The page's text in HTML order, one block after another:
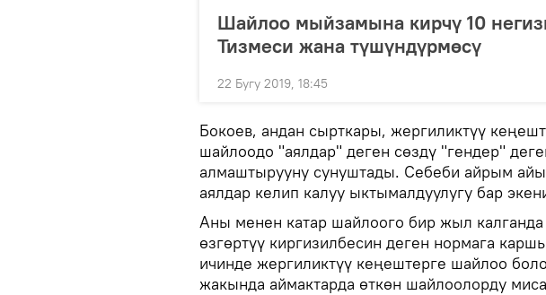
Шайлоо мыйзамына кирчү 10
Тизмеси жана түшүндүрмөсү
22 Бугу 2019, 18:45
Бокоев, андан сырткары, жергиликтүү
шайлоодо "аялдар" деген сөздү "гендер"
алмаштырууну сунуштады. Себеби айрым
аялдар келип калуу ыктымалдуулугу бар
Аны менен катар шайлоого бир жыл
өзгөртүү киргизилбесин деген нормага
ичинде жергиликтүү кеңештерге шайлоо
жакында аймактарда өткөн шайлоолорду